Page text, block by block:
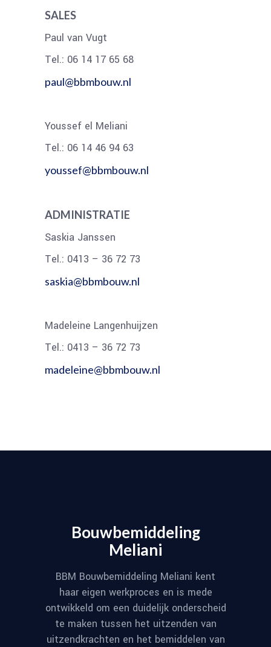
SALES
Paul van Vugt
Tel.: 06 14 17 65 68
paul@bbmbouw.nl
Youssef el Meliani
Tel.: 06 14 46 94 63
youssef@bbmbouw.nl
ADMINISTRATIE
Saskia Janssen
Tel.: 0413 – 36 72 73
saskia@bbmbouw.nl
Madeleine Langenhuijzen
Tel.: 0413 – 36 72 73
madeleine@bbmbouw.nl
Bouwbemiddeling
Meliani
BBM Bouwbemiddeling Meliani kent
haar eigen werkproces en is mede
ontwikkeld om een duidelijk onderscheid
te maken tussen het uitzenden van
uitzendkrachten en het bemiddelen van